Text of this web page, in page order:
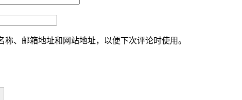
、邮箱地址和网站地址，以便下次评论时使用。